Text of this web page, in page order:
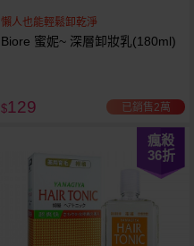
懶人也能輕鬆卸乾淨
Biore 蜜妮~ 深層卸妝乳(180ml)
$129 已銷售2萬
瘋殺
36折